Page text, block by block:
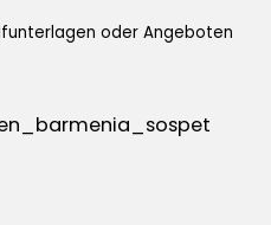
oder Angeboten